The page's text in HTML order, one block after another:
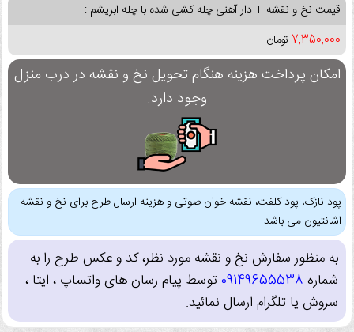
قیمت نخ و نقشه + دار آهنی چله کشی شده با چله ابریشم :
7,350,000 تومان
امکان پرداخت هزینه هنگام تحویل نخ و نقشه در درب منزل
وجود دارد.
پود نازک، پود کلفت، نقشه خوان صوتی و هزینه ارسال طرح برای نخ و نقشه
اشانتیون می باشد.
به منظور سفارش نخ و نقشه مورد نظر، کد و عکس طرح را به
شماره 09149655538توسط پیام رسان های واتساپ ، ایتا ،
سروش یا تلگرام ارسال نمائید.